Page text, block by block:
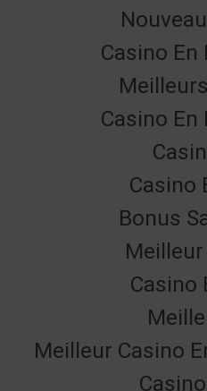
Casino En
Casino En
Casino
Bonus
Casino
Meilleur Casino